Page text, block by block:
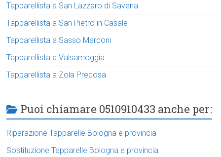
Tapparellista a San Lazzaro di Savena
Tapparellista a San Pietro in Casale
Tapparellista a Sasso Marconi
Tapparellista a Valsamoggia
Tapparellista a Zola Predosa
Puoi chiamare 0510910433 anche per:
Riparazione Tapparelle Bologna e provincia
Sostituzione Tapparelle Bologna e provincia